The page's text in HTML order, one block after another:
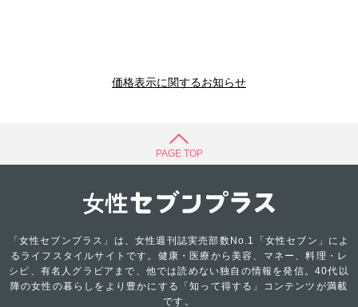
価格表示に関するお知らせ
PAGE TOP
「女性セブンプラス」は、女性週刊誌実売部数No.1「女性セブン」によ
るライフスタイルサイトです。健康・医療から美容、マネー、料理・レ
シピ、有名人グラビアまで、他では読めない独自の情報を発信。40代以
降の女性の暮らしをより豊かにする「知って得する」コンテンツが満載
です。